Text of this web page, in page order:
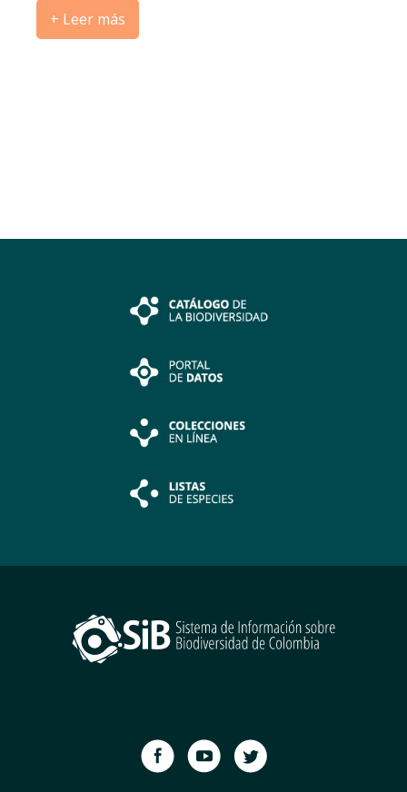
+ Leer más